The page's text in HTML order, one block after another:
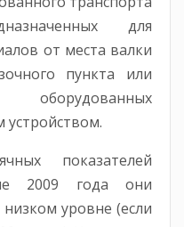
для
от места валки
пункта или
оборудованных
устройством.
показателей
2009 года они
уровне (если